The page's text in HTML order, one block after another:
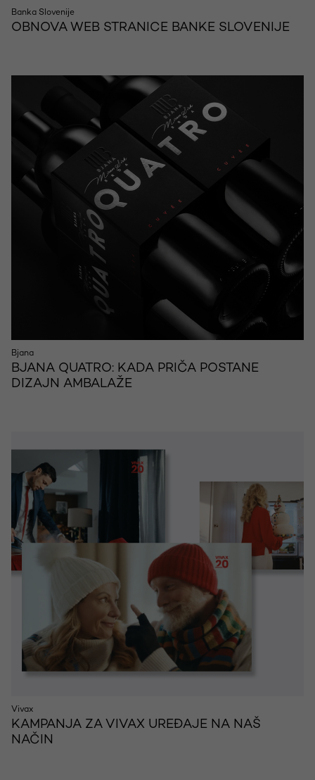
Banka Slovenije
OBNOVA WEB STRANICE BANKE SLOVENIJE
Bjana
BJANA QUATRO: KADA PRIČA POSTANE
DIZAJN AMBALAŽE
Vivax
KAMPANJA ZA VIVAX UREĐAJE NA NAŠ
NAČIN